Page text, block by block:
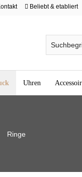
Beliebt & etabliert
Uhren
Ringe